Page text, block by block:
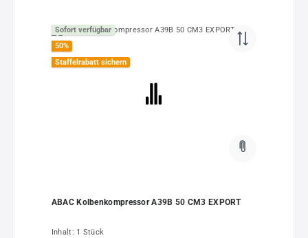
Sofort verfügbar
50%
Staffelrabatt sichern
ABAC Kolbenkompressor A39B 50 CM3 EXPORT
Inhalt: 1 Stück